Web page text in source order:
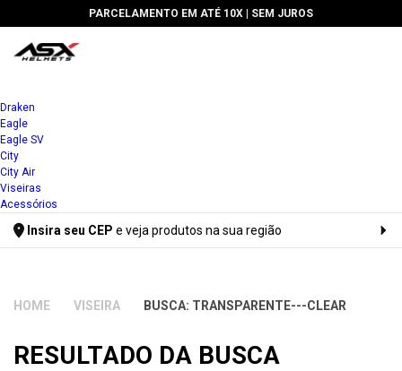
PARCELAMENTO EM ATÉ 10X | SEM JUROS
Draken
Eagle
Eagle SV
City
City Air
Viseiras
Acessórios
Insira seu CEP e veja produtos na sua região
VISEIRA BUSCA: TRANSPARENTE---CLEAR
RESULTADO DA BUSCA